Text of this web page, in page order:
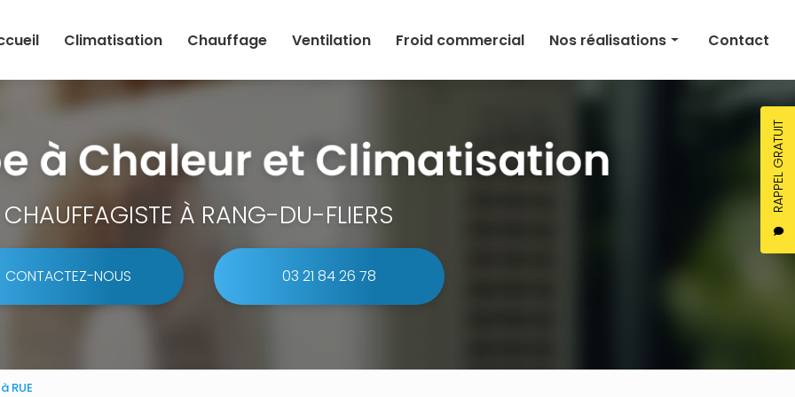
RAPPEL GRATUIT
Climatisation Chauffage Ventilation Froid commercial Nos réalisations
Climatisation
Ventilation
Contact
CHAUFFAGISTE À RANG-DU-FLIERS
CONTACTEZ-NOUS 03 21 84 26 78
RUE